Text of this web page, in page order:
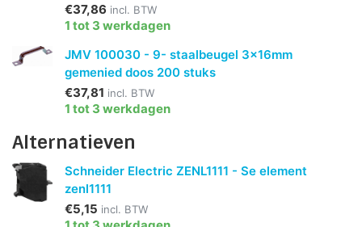
€37,86 incl. BTW
1 tot 3 werkdagen
JMV 100030 - 9- staalbeugel 3x16mm
gemenied doos 200 stuks
€37,81 incl. BTW
1 tot 3 werkdagen
Alternatieven
Schneider Electric ZENL1111 - Se element
zenl1111
€5,15 incl. BTW